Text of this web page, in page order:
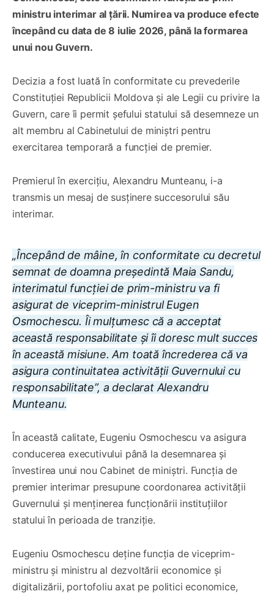
ministru interimar al țării. Numirea va produce efecte
începând cu data de 8 iulie 2026, până la formarea
unui nou Guvern.
Decizia a fost luată în conformitate cu prevederile
Constituției Republicii Moldova și ale Legii cu privire la
Guvern, care îi permit șefului statului să desemneze un
alt membru al Cabinetului de miniștri pentru
exercitarea temporară a funcției de premier.
Premierul în exercițiu, Alexandru Munteanu, i-a
transmis un mesaj de susținere succesorului său
interimar.
„Începând de mâine, în conformitate cu decretul
semnat de doamna președintă Maia Sandu,
interimatul funcției de prim-ministru va fi
asigurat de viceprim-ministrul Eugen
Osmochescu. Îi mulțumesc că a acceptat
această responsabilitate și îi doresc mult succes
în această misiune. Am toată încrederea că va
asigura continuitatea activității Guvernului cu
responsabilitate”, a declarat Alexandru
Munteanu.
În această calitate, Eugeniu Osmochescu va asigura
conducerea executivului până la desemnarea și
învestirea unui nou Cabinet de miniștri. Funcția de
premier interimar presupune coordonarea activității
Guvernului și menținerea funcționării instituțiilor
statului în perioada de tranziție.
Eugeniu Osmochescu deține funcția de viceprim-
ministru și ministru al dezvoltării economice și
digitalizării, portofoliu axat pe politici economice,